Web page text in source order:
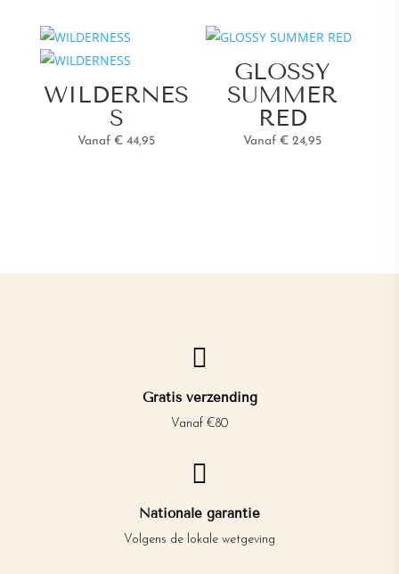
WILDERNES
S
Vanaf € 44,95
GLOSSY
SUMMER
RED
Vanaf € 24,95

Gratis verzending
Vanaf €80

Nationale garantie
Volgens de lokale wetgeving